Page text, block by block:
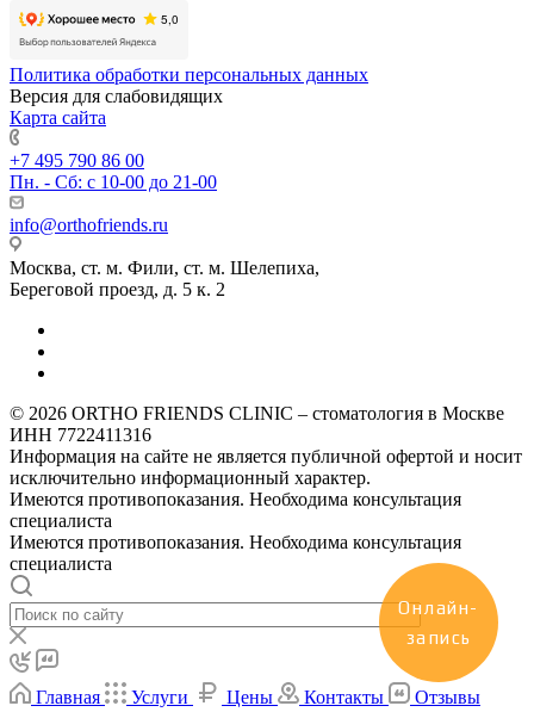
Политика обработки персональных данных
Версия для слабовидящих
Карта сайта
+7 495 790 86 00
Пн. - Сб: с 10-00 до 21-00
info@orthofriends.ru
Москва, ст. м. Фили, ст. м. Шелепиха,
Береговой проезд, д. 5 к. 2
© 2026 ORTHO FRIENDS CLINIC – стоматология в Москве
ИНН 7722411316
Информация на сайте не является публичной офертой и носит
исключительно информационный характер.
Имеются противопоказания. Необходима консультация
специалиста
Имеются противопоказания. Необходима консультация
специалиста
Онлайн-
запись
Главная Услуги Цены Контакты Отзывы